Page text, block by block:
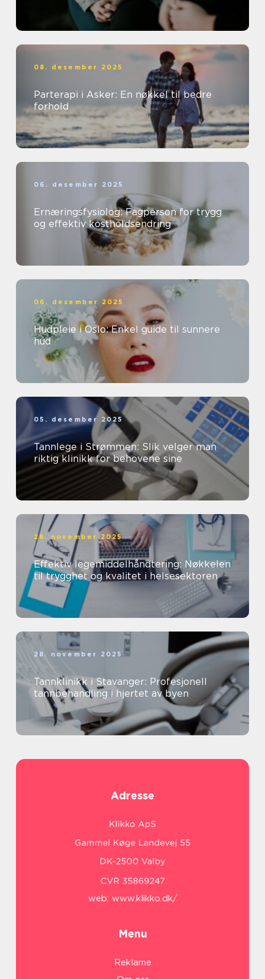
08. desember 2025
Parterapi i Asker: En nøkkel til bedre
forhold
06. desember 2025
Ernæringsfysiolog: Fagperson for trygg
og effektiv kostholdsendring
06. desember 2025
Hudpleie i Oslo: Enkel guide til sunnere
hud
05. desember 2025
Tannlege i Strømmen: Slik velger man
riktig klinikk for behovene sine
28. november 2025
Effektiv legemiddelhåndtering: Nøkkelen
til trygghet og kvalitet i helsesektoren
28. november 2025
Tannklinikk i Stavanger: Profesjonell
tannbehandling i hjertet av byen
Adresse
web: www.klikko.dk/
Menu
Reklame